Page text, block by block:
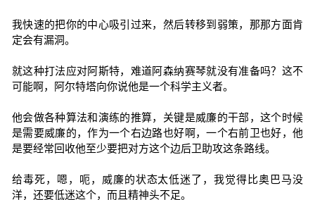
我快速的把你的中心吸引过来，然后转移到弱策，那那方面肯
定会有漏洞。
就这种打法应对阿斯特，难道阿森纳赛琴就没有准备吗？这不
可能啊，阿尔特塔向你说他是一个科学主义者。
他会做各种算法和演练的推算，关键是威廉的干部，这个时候
是需要威廉的，作为一个右边路也好啊，一个右前卫也好，他
是要经常回收他至少要把对方这个边后卫助攻这条路线。
给毒死，嗯，呃，威廉的状态太低迷了，我觉得比奥巴马没
洋，还要低迷这个，而且精神头不足。